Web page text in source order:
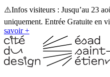
⚠️Infos visiteurs : Jusqu’au 23
uniquement. Entrée Gratuite en
savoir +